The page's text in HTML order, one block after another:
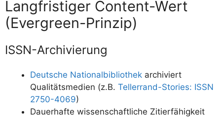
Langfristiger Content-Wert
(Evergreen-Prinzip)
ISSN-Archivierung
Deutsche Nationalbibliothek archiviert
Qualitätsmedien (z.B. Tellerrand-Stories: ISSN
2750-4069)
Dauerhafte wissenschaftliche Zitierfähigkeit